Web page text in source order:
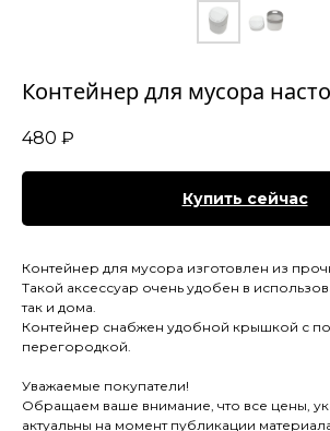
Контейнер для мусора
480 ₽
Купить сейчас
Контейнер для мусора изготовлен из
Такой аксессуар очень удобен в
так и дома.
Контейнер снабжен удобной крышкой с
перегородкой.
Уважаемые покупатели!
Обращаем ваше внимание, что все цены,
актуальны на момент публикации